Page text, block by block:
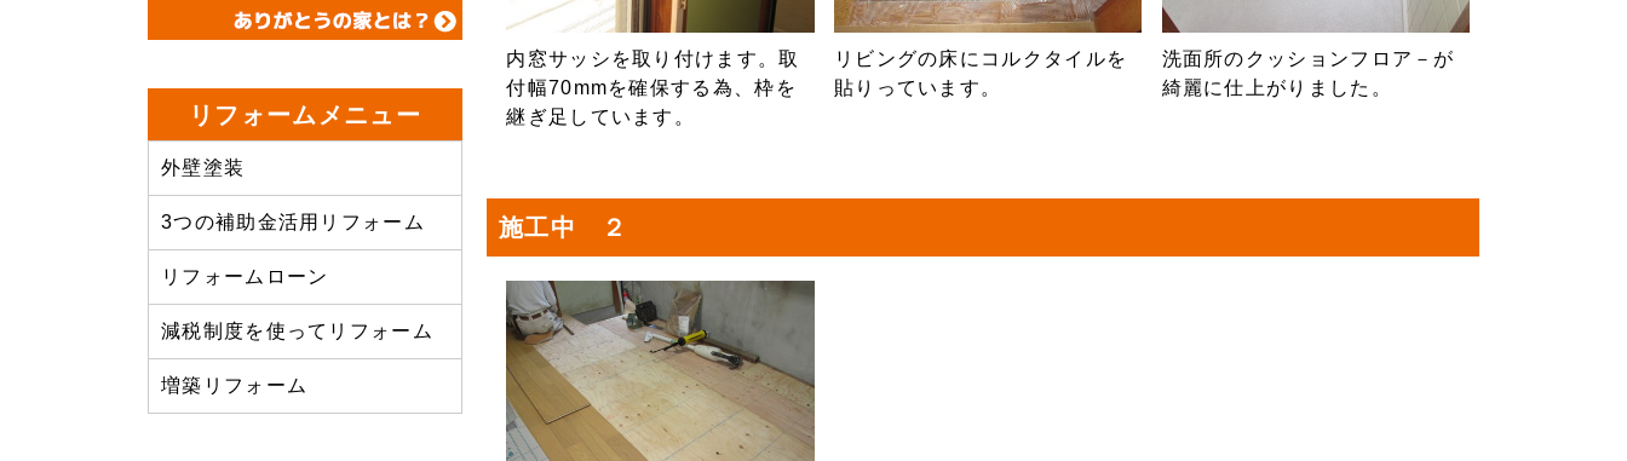
内窓サッシを取り付けます。取
付幅70mmを確保する為、枠を
継ぎ足しています。
リビングの床にコルクタイルを
貼りっています。
洗面所のクッションフロア－が
綺麗に仕上がりました。
施工中 ２
リフォームメニュー
外壁塗装
3つの補助金活用リフォーム
リフォームローン
減税制度を使ってリフォーム
増築リフォーム